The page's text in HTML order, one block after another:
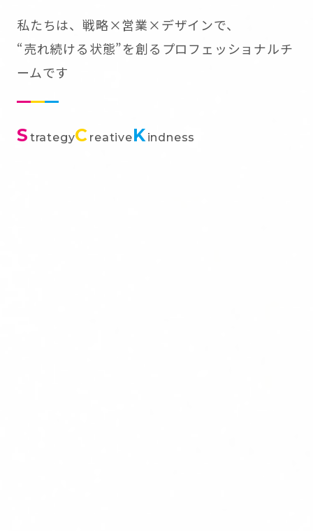
私たちは、戦略×営業×デザインで、
“売れ続ける状態”を創るプロフェッショナルチ
ームです
S trategyC reativeKindness